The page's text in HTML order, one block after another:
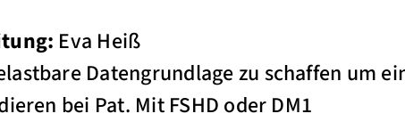
Eva Heiß
Datengrundlage zu schaffen um
bei Pat. Mit FSHD oder DM1